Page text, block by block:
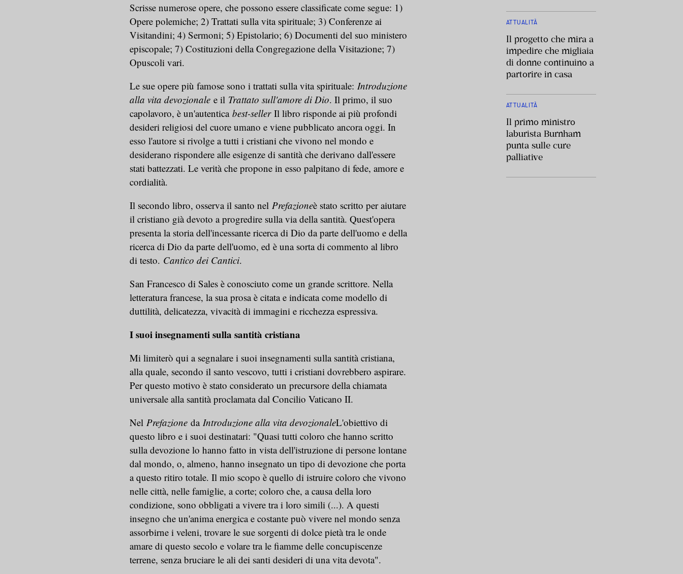
Scrisse numerose opere, che possono essere classificate come segue: 1)
Opere polemiche; 2) Trattati sulla vita spirituale; 3) Conferenze ai
Visitandini; 4) Sermoni; 5) Epistolario; 6) Documenti del suo ministero
episcopale; 7) Costituzioni della Congregazione della Visitazione; 7)
Opuscoli vari.
Le sue opere più famose sono i trattati sulla vita spirituale: Introduzione
alla vita devozionalee il Trattato sull'amore di Dio. Il primo, il suo
capolavoro, è un'autentica best-sellerIl libro risponde ai più profondi
desideri religiosi del cuore umano e viene pubblicato ancora oggi. In
esso l'autore si rivolge a tutti i cristiani che vivono nel mondo e
desiderano rispondere alle esigenze di santità che derivano dall'essere
stati battezzati. Le verità che propone in esso palpitano di fede, amore e
cordialità.
Il secondo libro, osserva il santo nel Prefazioneè stato scritto per aiutare
il cristiano già devoto a progredire sulla via della santità. Quest'opera
presenta la storia dell'incessante ricerca di Dio da parte dell'uomo e della
ricerca di Dio da parte dell'uomo, ed è una sorta di commento al libro
di testo. Cantico dei Cantici.
San Francesco di Sales è conosciuto come un grande scrittore. Nella
letteratura francese, la sua prosa è citata e indicata come modello di
duttilità, delicatezza, vivacità di immagini e ricchezza espressiva.
I suoi insegnamenti sulla santità cristiana
Mi limiterò qui a segnalare i suoi insegnamenti sulla santità cristiana,
alla quale, secondo il santo vescovo, tutti i cristiani dovrebbero aspirare.
Per questo motivo è stato considerato un precursore della chiamata
universale alla santità proclamata dal Concilio Vaticano II.
Nel Prefazioneda Introduzione alla vita devozionaleL'obiettivo di
questo libro e i suoi destinatari: "Quasi tutti coloro che hanno scritto
sulla devozione lo hanno fatto in vista dell'istruzione di persone lontane
dal mondo, o, almeno, hanno insegnato un tipo di devozione che porta
a questo ritiro totale. Il mio scopo è quello di istruire coloro che vivono
nelle città, nelle famiglie, a corte; coloro che, a causa della loro
condizione, sono obbligati a vivere tra i loro simili (...). A questi
insegno che un'anima energica e costante può vivere nel mondo senza
assorbirne i veleni, trovare le sue sorgenti di dolce pietà tra le onde
amare di questo secolo e volare tra le fiamme delle concupiscenze
terrene, senza bruciare le ali dei santi desideri di una vita devota".
ATTUALITÀ
Il progetto che mira a
impedire che migliaia
di donne continuino a
partorire in casa
ATTUALITÀ
Il primo ministro
laburista Burnham
punta sulle cure
palliative